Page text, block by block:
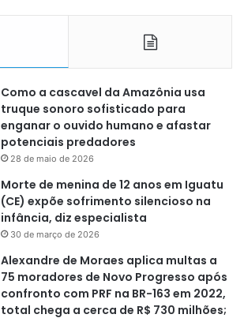
Como a cascavel da Amazônia usa
truque sonoro sofisticado para
enganar o ouvido humano e afastar
potenciais predadores
28 de maio de 2026
Morte de menina de 12 anos em Iguatu
(CE) expõe sofrimento silencioso na
infância, diz especialista
30 de março de 2026
Alexandre de Moraes aplica multas a
75 moradores de Novo Progresso após
confronto com PRF na BR-163 em 2022,
total chega a cerca de R$ 730 milhões;